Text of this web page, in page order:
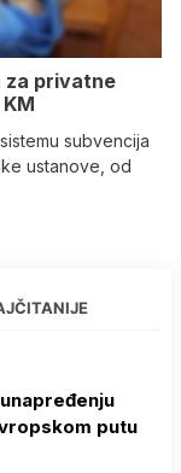
za privatne
subvencija
ustanove, od
putu